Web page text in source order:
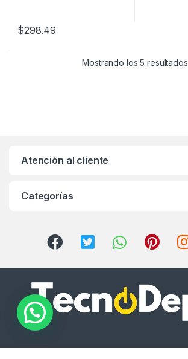
$298.49
Mostrando los 5 resultados
Atención al cliente
Categorías